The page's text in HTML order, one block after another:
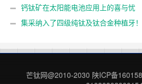
钙钛矿在太阳能电池应用上的喜与忧
集采纳入了四级纯钛及钛合金种植牙！
芒钛网@2010-2030 陕ICP备